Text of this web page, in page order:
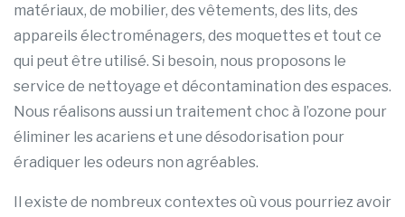
matériaux, de mobilier, des vêtements, des lits, des
appareils électroménagers, des moquettes et tout ce
qui peut être utilisé. Si besoin, nous proposons le
service de nettoyage et décontamination des espaces.
Nous réalisons aussi un traitement choc à l’ozone pour
éliminer les acariens et une désodorisation pour
éradiquer les odeurs non agréables.
Il existe de nombreux contextes où vous pourriez avoir